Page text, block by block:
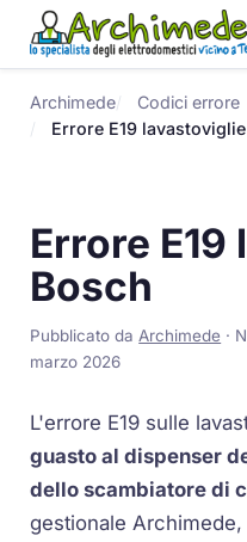
Archimede
Codici errore
Errore E19
Errore
Bosch
Pubblicato daArchimede ·
marzo 2026
L'errore E19 sulle
guasto al dispenser
dello scambiatore di
gestionale